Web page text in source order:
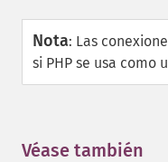
Nota: Las
si PHP se usa como
Véase también